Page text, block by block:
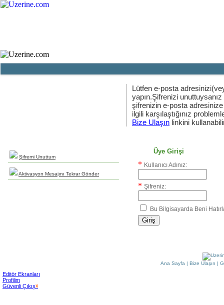
Şifremi Unuttum
Aktivasyon Mesajını Tekrar Gönder
Lütfen e-posta
yapın.Şifrenizi
şifrenizin e-posta
ilgili karşılaştığınız
Bize Ulaşın linkini
Üye Girişi
* Kullanıcı Adınız:
* Şifreniz:
Bu Bilgisayarda Beni
Ana Sayfa | Bize Ulaşın |
Editör Ekranları
Profilim
Güvenli ÇıkışX